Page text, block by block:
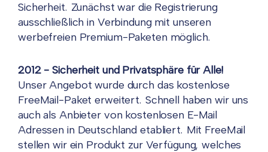
Sicherheit. Zunächst war die Registrierung
ausschließlich in Verbindung mit unseren
werbefreien Premium-Paketen möglich.
2012 - Sicherheit und Privatsphäre für Alle!
Unser Angebot wurde durch das kostenlose
FreeMail-Paket erweitert. Schnell haben wir uns
auch als Anbieter von kostenlosen E-Mail
Adressen in Deutschland etabliert. Mit FreeMail
stellen wir ein Produkt zur Verfügung, welches